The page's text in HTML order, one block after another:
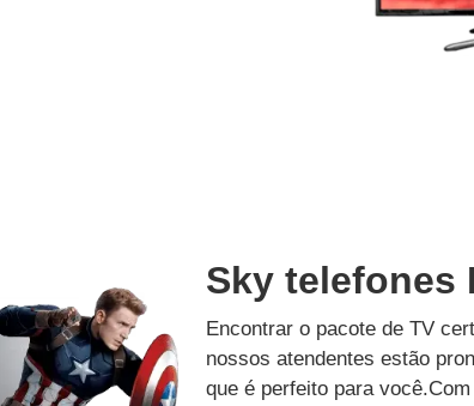
Sky telefones
Encontrar o pacote de TV
nossos atendentes estão
que é perfeito para